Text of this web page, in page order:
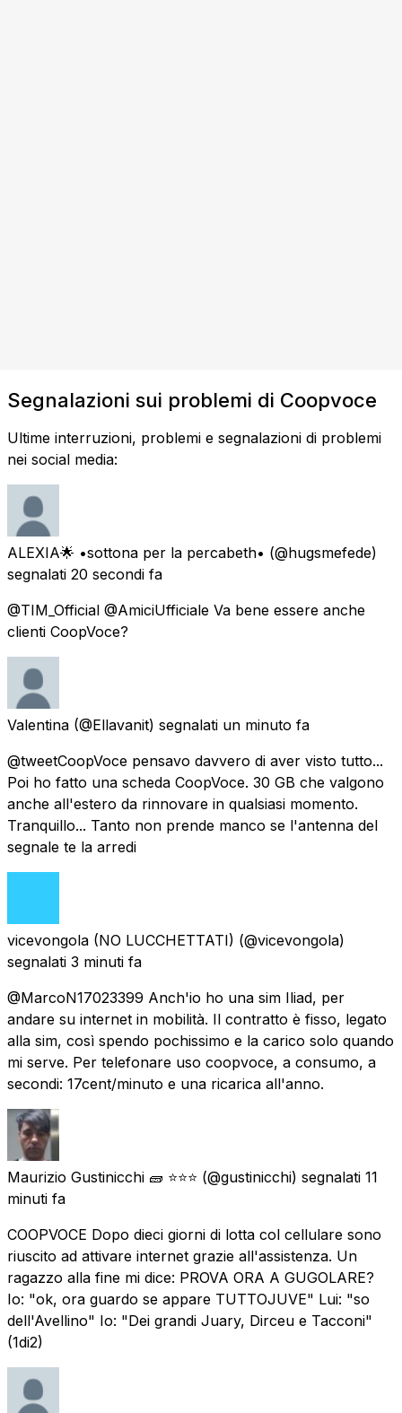
Segnalazioni sui problemi di Coopvoce
Ultime interruzioni, problemi e segnalazioni di problemi
nei social media:
ALEXIA🌟 •sottona per la percabeth• (@hugsmefede)
segnalati 20 secondi fa
@TIM_Official @AmiciUfficiale Va bene essere anche
clienti CoopVoce?
Valentina (@Ellavanit) segnalati un minuto fa
@tweetCoopVoce pensavo davvero di aver visto tutto...
Poi ho fatto una scheda CoopVoce. 30 GB che valgono
anche all'estero da rinnovare in qualsiasi momento.
Tranquillo... Tanto non prende manco se l'antenna del
segnale te la arredi
vicevongola (NO LUCCHETTATI) (@vicevongola)
segnalati 3 minuti fa
@MarcoN17023399 Anch'io ho una sim Iliad, per
andare su internet in mobilità. Il contratto è fisso, legato
alla sim, così spendo pochissimo e la carico solo quando
mi serve. Per telefonare uso coopvoce, a consumo, a
secondi: 17cent/minuto e una ricarica all'anno.
Maurizio Gustinicchi 🧱 ⭐⭐⭐ (@gustinicchi) segnalati 11
minuti fa
COOPVOCE Dopo dieci giorni di lotta col cellulare sono
riuscito ad attivare internet grazie all'assistenza. Un
ragazzo alla fine mi dice: PROVA ORA A GUGOLARE?
Io: "ok, ora guardo se appare TUTTOJUVE" Lui: "so
dell'Avellino" Io: "Dei grandi Juary, Dirceu e Tacconi"
(1di2)